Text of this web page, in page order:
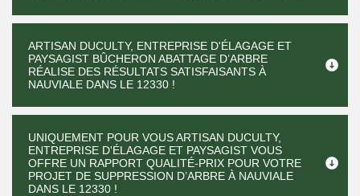
ARTISAN DUCULTY, ENTREPRISE D'ÉLAGAGE ET
PAYSAGIST BÛCHERON ABATTAGE D’ARBRE
RÉALISE DES RÉSULTATS SATISFAISANTS À
NAUVIALE DANS LE 12330 !
UNIQUEMENT POUR VOUS ARTISAN DUCULTY,
ENTREPRISE D'ÉLAGAGE ET PAYSAGIST VOUS
OFFRE UN RAPPORT QUALITÉ-PRIX POUR VOTRE
PROJET DE SUPPRESSION D’ARBRE À NAUVIALE
DANS LE 12330 !